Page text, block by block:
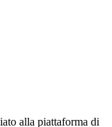
alla piattaforma di